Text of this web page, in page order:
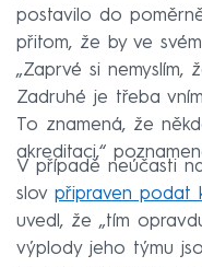
postavilo do
přitom, že by ve
„Zaprvé si nemyslím,
Zadruhé je třeba
To znamená, že
akreditaci,“
V případě neúčasti
slov připraven podat
uvedl, že „tím
výplody jeho týmu